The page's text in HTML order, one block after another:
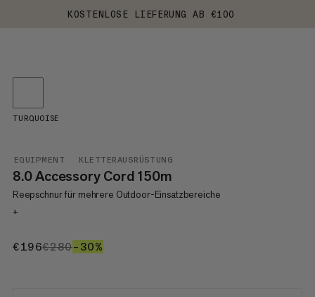
KOSTENLOSE LIEFERUNG AB €100
EQUIPMENT KLETTERAUSRÜSTUNG
8.0 Accessory Cord 150m
Reepschnur für mehrere Outdoor-Einsatzbereiche
+
€196€196
€280€280
–30%
TURQUOISE